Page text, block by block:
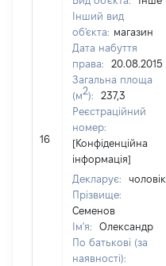
16
Інший вид
об'єкта: магазин
Дата набуття
права:
20.08.2015
Загальна площа
(м2):
237,3
Реєстраційний
номер:
[Конфіденційна
інформація]
Декларує:
чоловік
Прізвище:
Семенов
Ім'я:
Олександр
По батькові (за
наявності):